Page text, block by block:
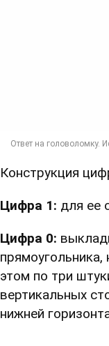
Конструкция
Цифра 1: для ее
Цифра 0:
этом по три
вертикальных
нижней